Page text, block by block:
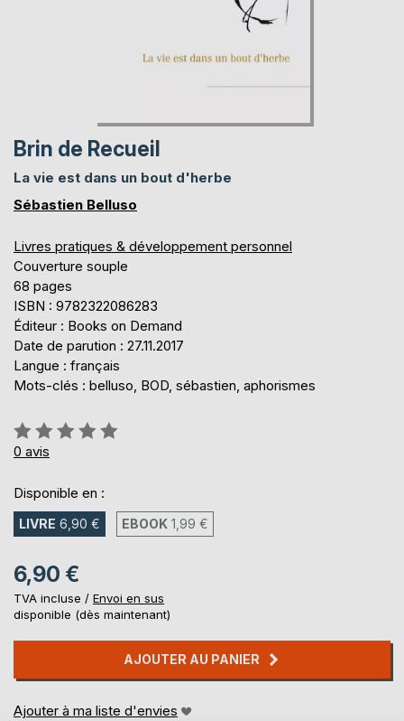
Brin de Recueil
La vie est dans un bout d'herbe
Sébastien Belluso
Livres pratiques & développement personnel
Couverture souple
68 pages
ISBN : 9782322086283
Éditeur : Books on Demand
Date de parution : 27.11.2017
Langue : français
Mots-clés : belluso, BOD, sébastien, aphorismes
Évaluation:
0%
0 avis
Disponible en :
LIVRE 6,90 € EBOOK 1,99 €
6,90 €
TVA incluse / Envoi en sus
disponible (dès maintenant)
AJOUTER AU PANIER
Ajouter à ma liste d'envies